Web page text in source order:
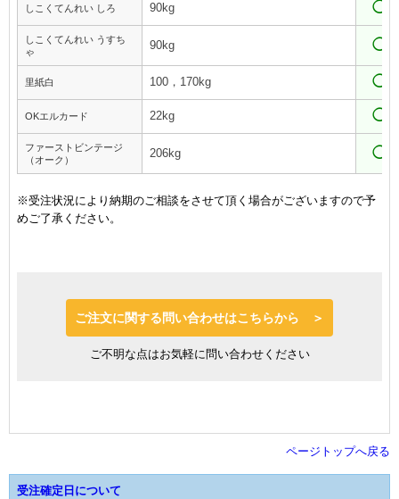
しこくてんれい しろ 90kg ◯
しこくてんれい うすち
ゃ
90kg ◯
里紙白 100，170kg ◯
OKエルカード 22kg ◯
ファーストビンテージ
（オーク）
206kg ◯
※受注状況により納期のご相談をさせて頂く場合がございますので予
めご了承ください。
ご注文に関する問い合わせはこちらから ＞
ご不明な点はお気軽に問い合わせください
ページトップへ戻る
受注確定日について